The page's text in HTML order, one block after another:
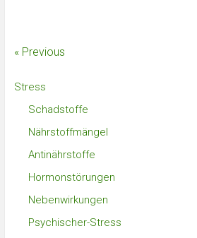
« Previous
Stress
Schadstoffe
Nährstoffmängel
Antinährstoffe
Hormonstörungen
Nebenwirkungen
Psychischer-Stress